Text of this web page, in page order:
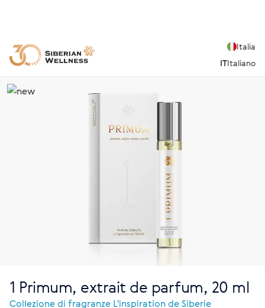
Italia
ITItaliano
1 Primum, extrait de parfum, 20 ml
Collezione di fragranze L'inspiration de Siberie